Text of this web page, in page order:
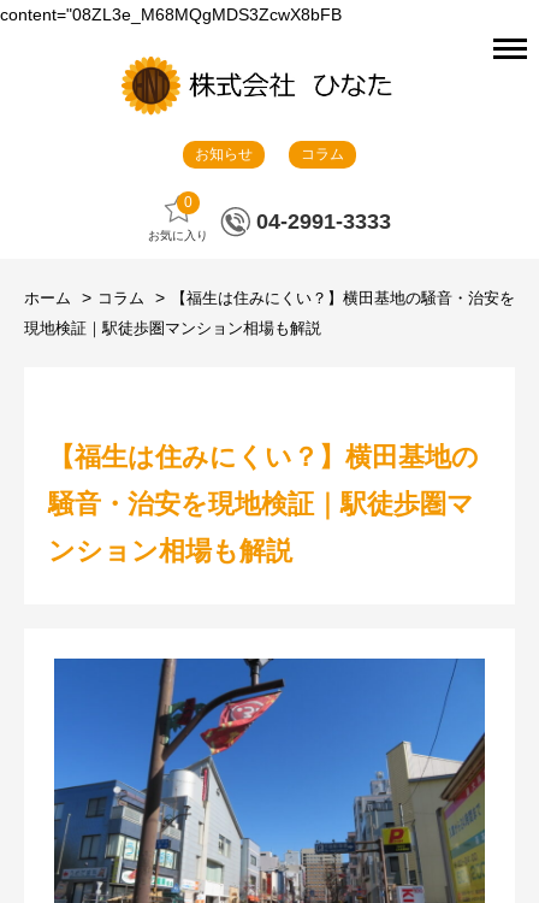
content="08ZL3e_M68MQgMDS3ZcwX8bFB
お知らせ コラム
0
お気に入り
04-2991-3333
ホーム コラム
【福生は住みにくい？】横田基地の騒音・治安を
現地検証｜駅徒歩圏マンション相場も解説
【福生は住みにくい？】横田基地の
騒音・治安を現地検証｜駅徒歩圏マ
ンション相場も解説